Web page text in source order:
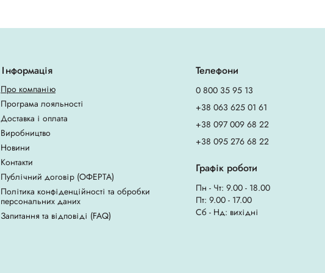
Інформація
Про компанію
Програма лояльності
Доставка і оплата
Виробництво
Новини
Контакти
Публічний договір (ОФЕРТА)
Політика конфіденційності та обробки
персональних даних
Запитання та відповіді (FAQ)
Телефони
0 800 35 95 13
+38 063 625 01 61
+38 097 009 68 22
+38 095 276 68 22
Графік роботи
Пн - Чт: 9.00 - 18.00
Пт: 9.00 - 17.00
Сб - Нд: вихідні